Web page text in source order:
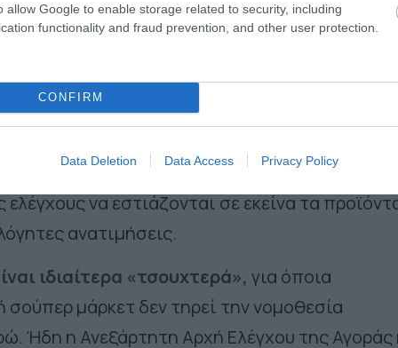
allow Google to enable storage related to security, including
functionality and fraud prevention, and other user protection.
CONFIRM
Data Deletion Data Access Privacy Policy
έλεγχοι
με την Ανεξάρτητη Αρχή Ελέγχου της
επιβάλει ήδη υψηλά πρόστιμα. Έλεγχοι οι
με την βοήθεια της τεχνολογίας και
νοημοσύνης. Έτσι καθημερινά ελέγχονται
να εστιάζονται σε εκείνα τα
ανατιμήσεις.
ιδιαίτερα «τσουχτερά», για όποια
σούπερ μάρκετ δεν τηρεί την νομοθεσία
Ήδη η Ανεξάρτητη Αρχή Ελέγχου της Αγοράς